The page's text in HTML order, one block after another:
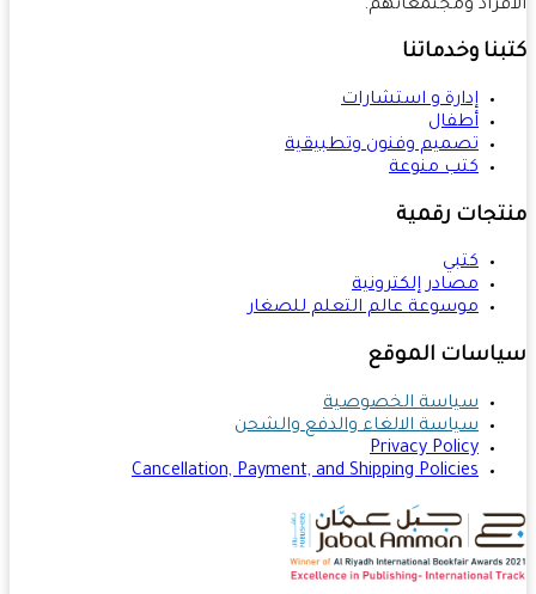
ومجتمعاتهم.
وخدماتنا
إدارة و استشارات
أطفال
تصميم وفنون وتطبيقية
كتب منوعة
رقمية
كتبي
مصادر إلكترونية
موسوعة عالم التعلم للصغار
الموقع
سياسة الخصوصية
سياسة الالغاء والدفع والشحن
Privacy Policy
Cancellation, Payment, and Shipping Policies